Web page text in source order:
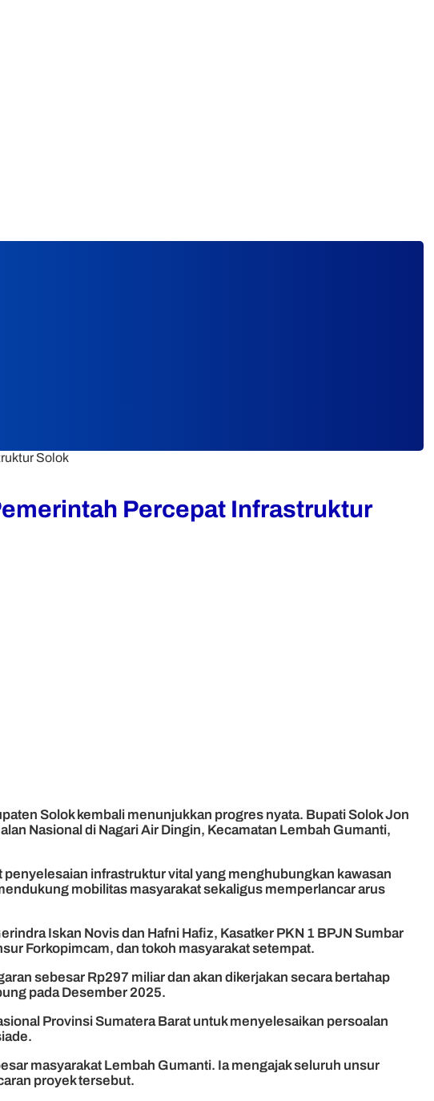
Solok
Percepat Infrastruktur
Solok kembali menunjukkan progres nyata. Bupati Solok Jon
Nasional di Nagari Air Dingin, Kecamatan Lembah Gumanti,
infrastruktur vital yang menghubungkan kawasan
mobilitas masyarakat sekaligus memperlancar arus
Iskan Novis dan Hafni Hafiz, Kasatker PKN 1 BPJN Sumbar
Forkopimcam, dan tokoh masyarakat setempat.
sebesar Rp297 miliar dan akan dikerjakan secara bertahap
pada Desember 2025.
Provinsi Sumatera Barat untuk menyelesaikan persoalan
masyarakat Lembah Gumanti. Ia mengajak seluruh unsur
proyek tersebut.